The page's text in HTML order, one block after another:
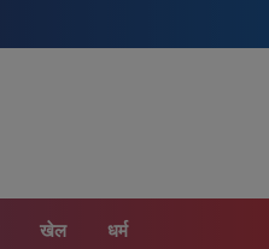
खेल धर्म